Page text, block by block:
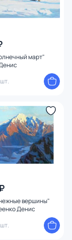
март"
вершины"
Денис